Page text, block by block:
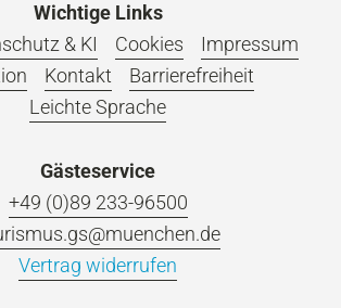
Wichtige Links
& KI Cookies
Impressum
Kontakt
Barrierefreiheit
Leichte Sprache
Gästeservice
+49 (0)89 233-96500
Vertrag widerrufen